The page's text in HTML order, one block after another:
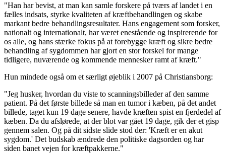
"Han har bevist, at man kan samle forskere på tværs af landet i en
fælles indsats, styrke kvaliteten af kræftbehandlingen og skabe
markant bedre behandlingsresultater. Hans engagement som forsker,
nationalt og internationalt, har været enestående og inspirerende for
os alle, og hans stærke fokus på at forebygge kræft og sikre bedre
behandling af sygdommen har gjort en stor forskel for mange
tidligere, nuværende og kommende mennesker ramt af kræft."
Hun mindede også om et særligt øjeblik i 2007 på Christiansborg:
"Jeg husker, hvordan du viste to scanningsbilleder af den samme
patient. På det første billede så man en tumor i kæben, på det andet
billede, taget kun 19 dage senere, havde kræften spist en fjerdedel af
kæben. Da du afslørede, at der blot var gået 19 dage, gik der et gisp
gennem salen. Og på dit sidste slide stod der: 'Kræft er en akut
sygdom.' Det budskab ændrede den politiske dagsorden og har
siden banet vejen for kræftpakkerne."